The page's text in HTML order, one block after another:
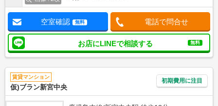
空室確認 無料 電話で問合せ
お店にLINEで相談する 無料
賃貸マンション
仮)ブラン新宮中央
初期費用に注目